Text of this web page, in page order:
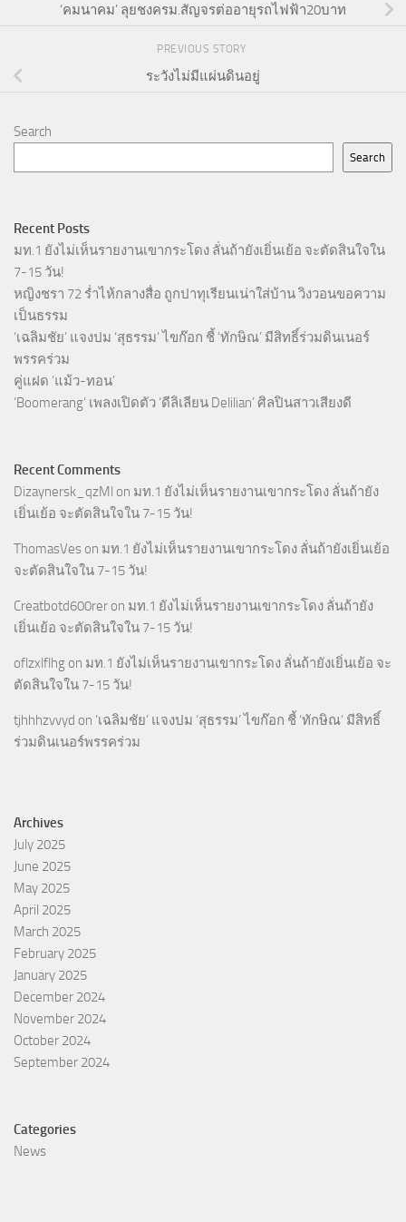
‘คมนาคม’ ลุยชงครม.สัญจรต่ออายุรถไฟฟ้า20บาท
PREVIOUS STORY
ระวังไม่มีแผ่นดินอยู่
Search
Search
Recent Posts
มท.1 ยังไม่เห็นรายงานเขากระโดง ลั่นถ้ายังเยิ่นเย้อ จะตัดสินใจใน
7-15 วัน!
หญิงชรา 72 ร่ำไห้กลางสื่อ ถูกปาทุเรียนเน่าใส่บ้าน วิงวอนขอความ
เป็นธรรม
‘เฉลิมชัย’ แจงปม ‘สุธรรม’ ไขก๊อก ชี้ ‘ทักษิณ’ มีสิทธิ์ร่วมดินเนอร์
พรรคร่วม
คู่แฝด ‘แม้ว-ทอน’
‘Boomerang’ เพลงเปิดตัว ‘ดีลิเลียน Delilian’ ศิลปินสาวเสียงดี
Recent Comments
Dizaynersk_qzMl on มท.1 ยังไม่เห็นรายงานเขากระโดง ลั่นถ้ายัง
เยิ่นเย้อ จะตัดสินใจใน 7-15 วัน!
ThomasVes on มท.1 ยังไม่เห็นรายงานเขากระโดง ลั่นถ้ายังเยิ่นเย้อ
จะตัดสินใจใน 7-15 วัน!
Creatbotd600rer on มท.1 ยังไม่เห็นรายงานเขากระโดง ลั่นถ้ายัง
เยิ่นเย้อ จะตัดสินใจใน 7-15 วัน!
oflzxlflhg on มท.1 ยังไม่เห็นรายงานเขากระโดง ลั่นถ้ายังเยิ่นเย้อ จะ
ตัดสินใจใน 7-15 วัน!
tjhhhzvvyd on ‘เฉลิมชัย’ แจงปม ‘สุธรรม’ ไขก๊อก ชี้ ‘ทักษิณ’ มีสิทธิ์
ร่วมดินเนอร์พรรคร่วม
Archives
July 2025
June 2025
May 2025
April 2025
March 2025
February 2025
January 2025
December 2024
November 2024
October 2024
September 2024
Categories
News